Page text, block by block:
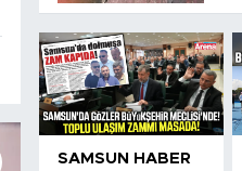
SAMSUN HABER